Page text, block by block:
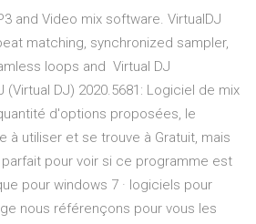
and Video mix software. VirtualDJ
matching, synchronized sampler,
loops and Virtual DJ
(Virtual DJ) 2020.5681: Logiciel de mix
d'options proposées, le
à utiliser et se trouve à Gratuit, mais
pour voir si ce programme est
pour windows 7 · logiciels pour
nous référençons pour vous les